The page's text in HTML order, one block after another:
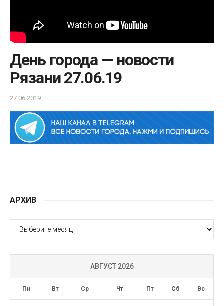
День города — новости
Рязани 27.06.19
27.06.2019
АРХИВ
АРХИВ
АВГУСТ 2026
Пн Вт Ср Чт Пт Сб Вс